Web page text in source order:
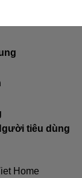
tiêu dùng
Home